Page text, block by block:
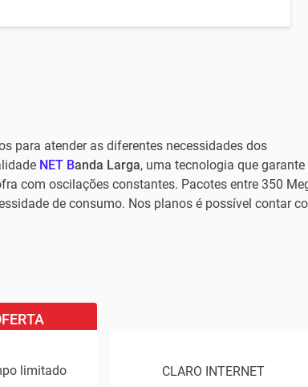
para atender as diferentes necessidades dos
NET Banda Larga, uma tecnologia que garante
com oscilações constantes. Pacotes entre 350
de consumo. Nos planos é possível contar
limitado CLARO INTERNET